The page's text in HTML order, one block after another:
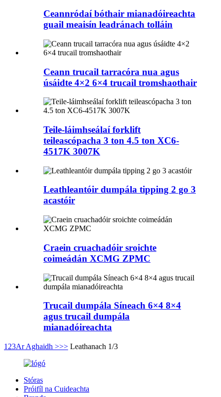
Ceannródaí bóthair mianadóireachta
guail meaisín leadránach tolláin
Ceann trucail tarracóra nua agus
úsáidte 4×2 6×4 trucail tromshaothair
Teile-láimhseálaí forklift
teileascópacha 3 ton 4.5 ton XC6-
4517K 3007K
Leathleantóir dumpála tipping 2 go 3
acastóir
Craein cruachadóir sroichte
coimeádán XCMG ZPMC
Trucail dumpála Síneach 6×4 8×4
agus trucail dumpála
mianadóireachta
1 23Ar Aghaidh >>> Leathanach 1/3
Stóras
Próifíl na Cuideachta